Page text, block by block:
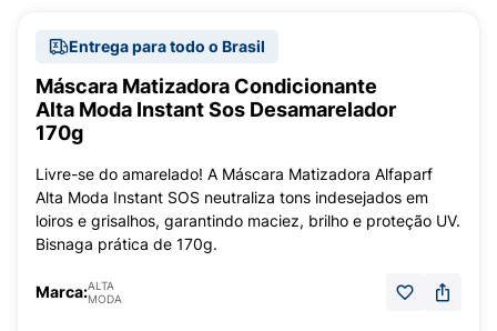
Entrega para todo o Brasil
Máscara Matizadora Condicionante
Alta Moda Instant Sos Desamarelador
170g
Livre-se do amarelado! A Máscara Matizadora Alfaparf
Alta Moda Instant SOS neutraliza tons indesejados em
loiros e grisalhos, garantindo maciez, brilho e proteção UV.
Bisnaga prática de 170g.
Marca:ALTA
MODA